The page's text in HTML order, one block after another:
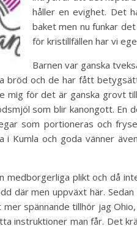
håller en evighet. Det
baket men nu funkar
för kristillfällen har vi
Barnen var ganska
bröd och de har fått
mig för det är ganska grovt
som blir kanongott. En
som portioneras och
i Kumla och goda vänner
medborgerliga plikt och då
där men uppväxt här.
spännande tillhör jag
instruktioner man får. Det